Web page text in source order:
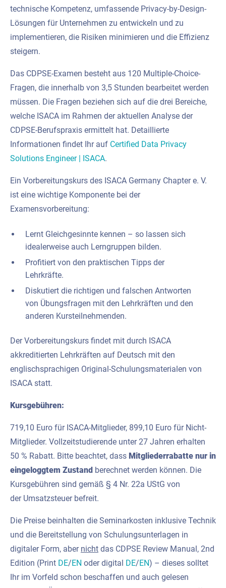
technische Kompetenz, umfassende Privacy-by-Design-
Lösungen für Unternehmen zu entwickeln und zu
implementieren, die Risiken minimieren und die Effizienz
steigern.
Das CDPSE-Examen besteht aus 120 Multiple-Choice-
Fragen, die innerhalb von 3,5 Stunden bearbeitet werden
müssen. Die Fragen beziehen sich auf die drei Bereiche,
welche ISACA im Rahmen der aktuellen Analyse der
CDPSE-Berufspraxis ermittelt hat. Detaillierte
Informationen findet Ihr auf Certified Data Privacy
Solutions Engineer | ISACA.
Ein Vorbereitungskurs des ISACA Germany Chapter e. V.
ist eine wichtige Komponente bei der
Examensvorbereitung:
Lernt Gleichgesinnte kennen – so lassen sich
idealerweise auch Lerngruppen bilden.
Profitiert von den praktischen Tipps der
Lehrkräfte.
Diskutiert die richtigen und falschen Antworten
von Übungsfragen mit den Lehrkräften und den
anderen Kursteilnehmenden.
Der Vorbereitungskurs findet mit durch ISACA
akkreditierten Lehrkräften auf Deutsch mit den
englischsprachigen Original-Schulungsmaterialen von
ISACA statt.
Kursgebühren:
719,10 Euro für ISACA-Mitglieder, 899,10 Euro für Nicht-
Mitglieder. Vollzeitstudierende unter 27 Jahren erhalten
50 % Rabatt. Bitte beachtet, dass Mitgliederrabatte nur in
eingeloggtem Zustand berechnet werden können. Die
Kursgebühren sind gemäß § 4 Nr. 22a UStG von
der Umsatzsteuer befreit.
Die Preise beinhalten die Seminarkosten inklusive Technik
und die Bereitstellung von Schulungsunterlagen in
digitaler Form, aber nicht das CDPSE Review Manual, 2nd
Edition (Print DE/EN oder digital DE/EN) – dieses solltet
Ihr im Vorfeld schon beschaffen und auch gelesen